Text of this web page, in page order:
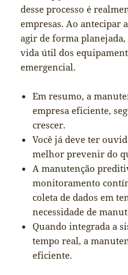
desse processo é
empresas. Ao antecipar
agir de forma
vida útil dos
emergencial.
Em resumo, a
empresa eficiente,
crescer.
Você já deve ter
melhor prevenir do
A manutenção
monitoramento
coleta de dados em
necessidade de
Quando integrada a
tempo real, a
eficiente.